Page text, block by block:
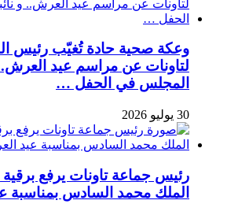
وعكة صحية حادة تُغيّب رئيس
لتاونات عن مراسم عيد العرش..
المجلس في الحفل …
30 يوليو 2026
رئيس جماعة تاونات يرفع
الملك محمد السادس بمناسبة